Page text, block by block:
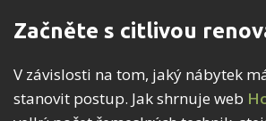
Začněte s citlivou
V závislosti na tom, jaký nábytek
stanovit postup. Jak shrnuje web